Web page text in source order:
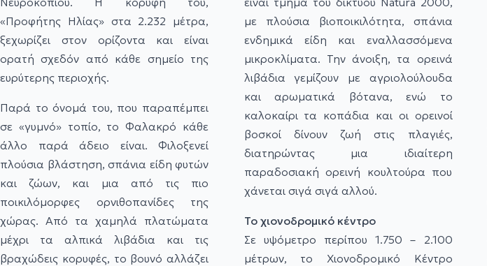
«Προφήτης Ηλίας» στα 2.232 μέτρα,
ξεχωρίζει στον ορίζοντα και είναι
ορατή σχεδόν από κάθε σημείο της
ευρύτερης περιοχής.
Παρά το όνομά του, που παραπέμπει
σε «γυμνό» τοπίο, το Φαλακρό κάθε
άλλο παρά άδειο είναι. Φιλοξενεί
πλούσια βλάστηση, σπάνια είδη φυτών
και ζώων, και μια από τις πιο
ποικιλόμορφες ορνιθοπανίδες της
χώρας. Από τα χαμηλά πλατώματα
μέχρι τα αλπικά λιβάδια και τις
βραχώδεις κορυφές, το βουνό αλλάζει
με πλούσια βιοποικιλότητα, σπάνια
ενδημικά είδη και εναλλασσόμενα
μικροκλίματα. Την άνοιξη, τα ορεινά
λιβάδια γεμίζουν με αγριολούλουδα
και αρωματικά βότανα, ενώ το
καλοκαίρι τα κοπάδια και οι ορεινοί
βοσκοί δίνουν ζωή στις πλαγιές,
διατηρώντας μια ιδιαίτερη
παραδοσιακή ορεινή κουλτούρα που
χάνεται σιγά σιγά αλλού.
Το χιονοδρομικό κέντρο
Σε υψόμετρο περίπου 1.750 – 2.100
μέτρων, το Χιονοδρομικό Κέντρο